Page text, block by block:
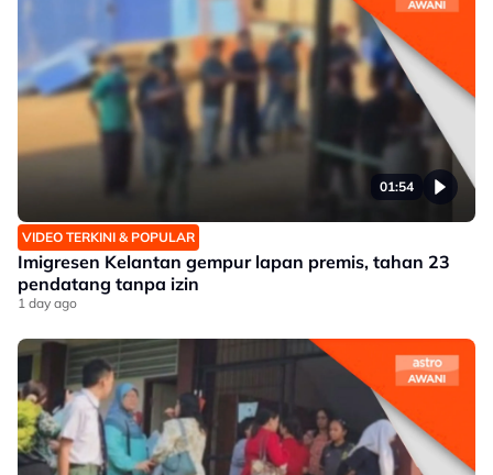
01:54
VIDEO TERKINI & POPULAR
Imigresen Kelantan gempur lapan premis, tahan 23
pendatang tanpa izin
1 day ago